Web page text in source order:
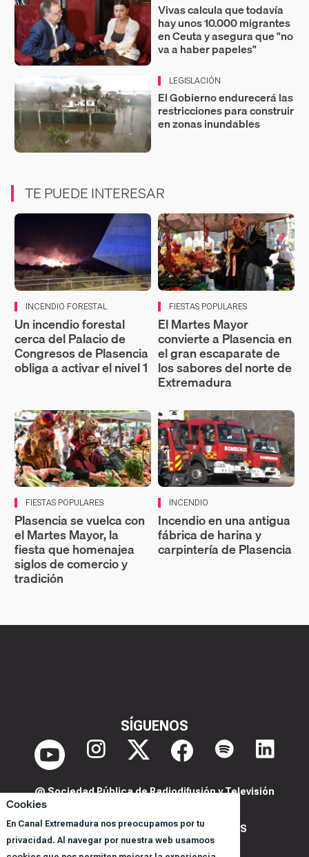
Cookies
En Canal Extremadura nos preocupamos por tu
privacidad. Al navegar por nuestra web usamoos
Vivas calcula que todavía
hay unos 10.000 migrantes
en Ceuta y asegura que "no
va a haber papeles"
LEGISLACIÓN
El Gobierno endurecerá las
restricciones para construir
en zonas inundables
TE PUEDE INTERESAR
INCENDIO FORESTAL
Un incendio forestal
cerca del Palacio de
Congresos de Plasencia
obliga a activar el nivel 1
FIESTAS POPULARES
El Martes Mayor
convierte a Plasencia en
el gran escaparate de
los sabores del norte de
Extremadura
FIESTAS POPULARES
Plasencia se vuelca con
el Martes Mayor, la
fiesta que homenajea
siglos de comercio y
tradición
INCENDIO
Incendio en una antigua
fábrica de harina y
carpintería de Plasencia
SÍGUENOS
@ Sociedad Pública de Radiodifusión y Televisión
POLITICA DE PRIVACIDAD Y COOKIES